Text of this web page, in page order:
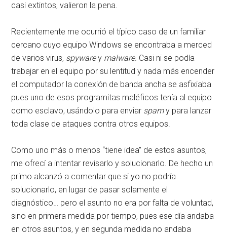
casi extintos, valieron la pena.
Recientemente me ocurrió el típico caso de un familiar
cercano cuyo equipo Windows se encontraba a merced
de varios virus, spywarey malware. Casi ni se podía
trabajar en el equipo por su lentitud y nada más encender
el computador la conexión de banda ancha se asfixiaba
pues uno de esos programitas maléficos tenía al equipo
como esclavo, usándolo para enviar spamy para lanzar
toda clase de ataques contra otros equipos.
Como uno más o menos “tiene idea” de estos asuntos,
me ofrecí a intentar revisarlo y solucionarlo. De hecho un
primo alcanzó a comentar que si yo no podría
solucionarlo, en lugar de pasar solamente el
diagnóstico… pero el asunto no era por falta de voluntad,
sino en primera medida por tiempo, pues ese día andaba
en otros asuntos, y en segunda medida no andaba